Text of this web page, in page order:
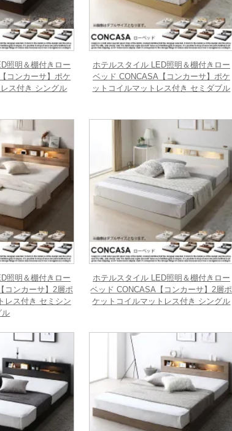
照明＆棚付きロー
コンカーサ】ポケ
ス付き シングル
ホテルスタイル LED照明＆棚付きロー
ベッド CONCASA【コンカーサ】ポケ
ットコイルマットレス付き セミダブル
照明＆棚付きロー
コンカーサ】2層ポ
レス付き セミシン
ル
ホテルスタイル LED照明＆棚付きロー
ベッド CONCASA【コンカーサ】2層ポ
ケットコイルマットレス付き シングル